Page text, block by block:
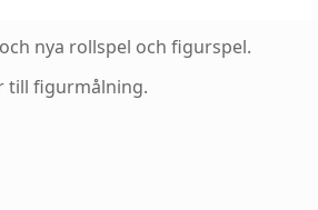
nya rollspel och figurspel.
till figurmålning.